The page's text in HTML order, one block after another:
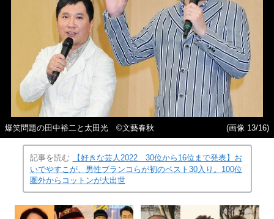
爆笑問題の田中裕二と太田光 ©文藝春秋 (画像 13/16)
記事を読む
【好きな芸人2022 30位から16位まで発表】お
いでやすこが、男性ブランコらが初のベスト30入り。100位
圏外からコットンが大出世